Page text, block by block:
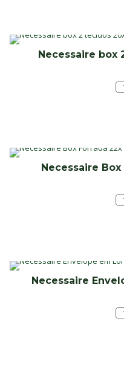
Necessaire box
Necessaire Box
Necessaire